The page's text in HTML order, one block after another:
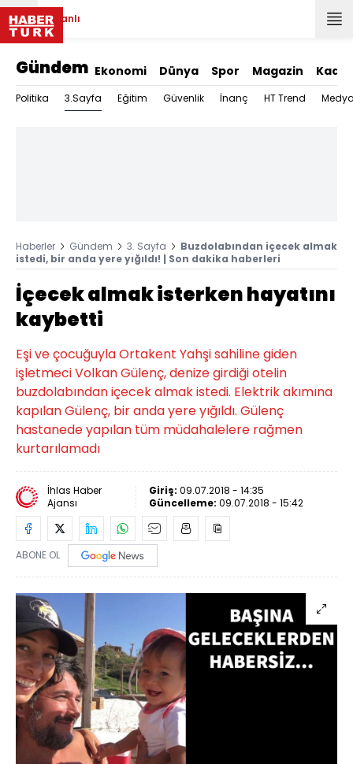
Canlı
Gündem Ekonomi Dünya Spor Magazin Kadın
Politika 3.Sayfa Eğitim Güvenlik İnanç HT Trend
Haberler Gündem 3. Sayfa
Buzdolabından içecek almak
istedi, bir anda yere yığıldı! | Son dakika haberleri
İçecek almak isterken hayatını
kaybetti
Eşi ve çocuğuyla Ortakent Yahşi sahiline giden
işletmeci Volkan Gülenç, denize girdiği otelin
buzdolabından içecek almak istedi. Elektrik akımına
kapılan Gülenç, bir anda yere yığıldı. Gülenç
hastanede yapılan tüm müdahalelere rağmen
kurtarılamadı
İhlas Haber
Ajansı
Giriş: 09.07.2018 - 14:35
Güncelleme: 09.07.2018 - 15:42
ABONE OL